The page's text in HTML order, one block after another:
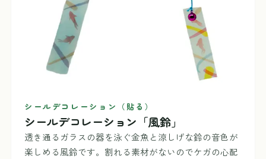
シールデコレーション（貼る）
シールデコレーション「風鈴」
透き通るガラスの器を泳ぐ金魚と涼しげな鈴の音色が
楽しめる風鈴です。割れる素材がないのでケガの心配